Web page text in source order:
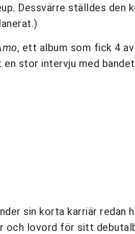
Dessvärre ställdes den
, ett album som fick 4
stor intervju med
sin korta karriär redan
och lovord för sitt